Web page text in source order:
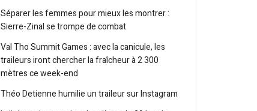
Séparer les femmes pour mieux les montrer :
Sierre-Zinal se trompe de combat
Val Tho Summit Games : avec la canicule, les
traileurs iront chercher la fraîcheur à 2 300
mètres ce week-end
Théo Detienne humilie un traileur sur Instagram